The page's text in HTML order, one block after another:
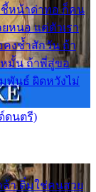
หน้าด่าทอ ก็คน
หนอ แค่ตัวเรา
งช้ำสักวัน ถ้า
หมั้น ถ้าพี่สู่ขอ
พันธ์ ผิดหวังไม่
ดนตรี)
ล้า ติ๋มใช่คนสวย